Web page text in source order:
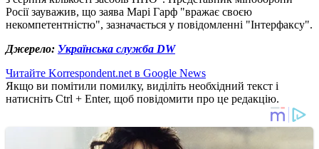
Росії зауважив, що заява Марі Гарф "вражає своєю
некомпетентністю", зазначається у повідомленні "Інтерфаксу".
Джерело: Українська служба DW
Читайте Korrespondent.net в Google News
Якщо ви помітили помилку, виділіть необхідний текст і
натисніть Ctrl + Enter, щоб повідомити про це редакцію.